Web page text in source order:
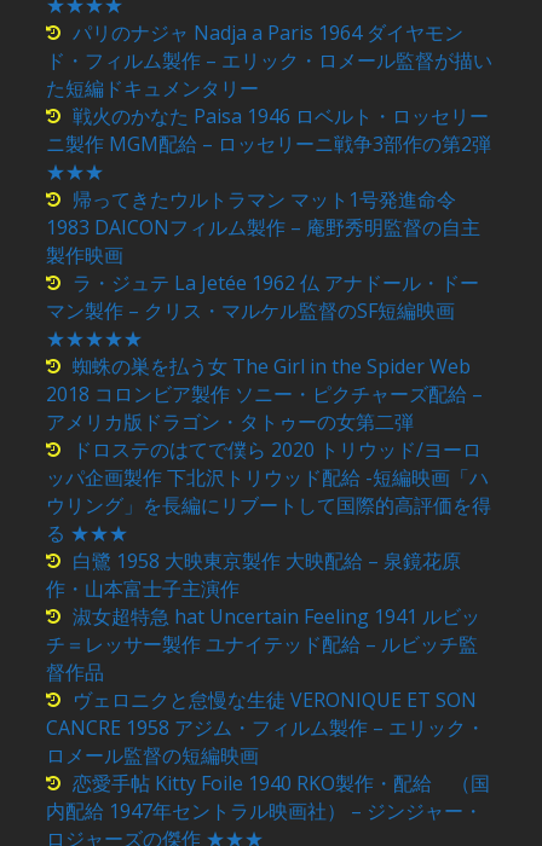
パリのナジャ Nadja a Paris 1964 ダイヤモン
ド・フィルム製作 – エリック・ロメール監督が描い
た短編ドキュメンタリー
戦火のかなた Paisa 1946 ロベルト・ロッセリー
ニ製作 MGM配給 – ロッセリーニ戦争3部作の第2弾
★★★
帰ってきたウルトラマン マット1号発進命令
1983 DAICONフィルム製作 – 庵野秀明監督の自主
製作映画
ラ・ジュテ La Jetée 1962 仏 アナドール・ドー
マン製作 – クリス・マルケル監督のSF短編映画
★★★★★
蜘蛛の巣を払う女 The Girl in the Spider Web
2018 コロンビア製作 ソニー・ピクチャーズ配給 –
アメリカ版ドラゴン・タトゥーの女第二弾
ドロステのはてで僕ら 2020 トリウッド/ヨーロ
ッパ企画製作 下北沢トリウッド配給 -短編映画「ハ
ウリング」を長編にリブートして国際的高評価を得
る ★★★
白鷺 1958 大映東京製作 大映配給 – 泉鏡花原
作・山本富士子主演作
淑女超特急 hat Uncertain Feeling 1941 ルビッ
チ＝レッサー製作 ユナイテッド配給 – ルビッチ監
督作品
ヴェロニクと怠慢な生徒 VERONIQUE ET SON
CANCRE 1958 アジム・フィルム製作 – エリック・
ロメール監督の短編映画
恋愛手帖 Kitty Foile 1940 RKO製作・配給 （国
内配給 1947年セントラル映画社） – ジンジャー・
ロジャーズの傑作 ★★★